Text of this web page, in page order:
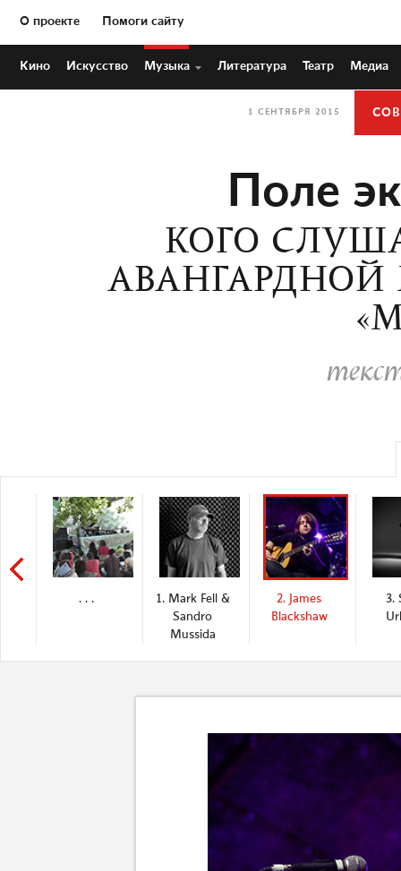
О проекте Помоги сайту
Кино Искусство Музыка Литература Театр Медиа
1 СЕНТЯБРЯ 2015
Поле
КОГО
АВАНГАРДНОЙ
. . .
1. Mark Fell &
Sandro
Mussida
2. James
Blackshaw
3.